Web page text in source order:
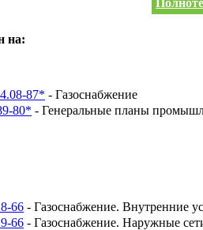
на:
87* - Газоснабжение
80* - Генеральные планы
66 - Газоснабжение. Внутренние
66 - Газоснабжение. Наружные